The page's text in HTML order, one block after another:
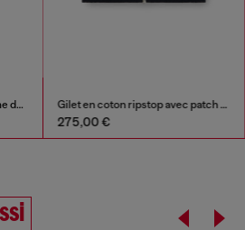
T-shirt effet délavé avec poche déchirée Gilet en coton ripstop avec patch Oval D
275,00 €